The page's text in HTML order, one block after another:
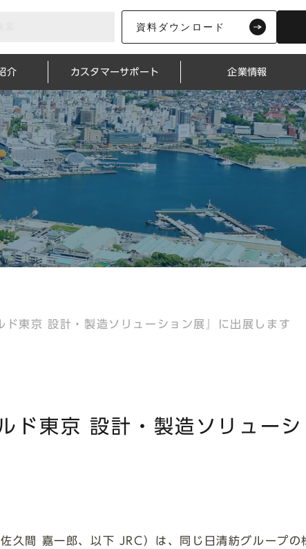
資料ダウンロード
介 カスタマーサポート 企業情報
東京 設計・製造ソリューション展』に出展します
ド東京 設計・製造ソリューシ
久間 嘉一郎、以下 JRC）は、同じ日清紡グループの